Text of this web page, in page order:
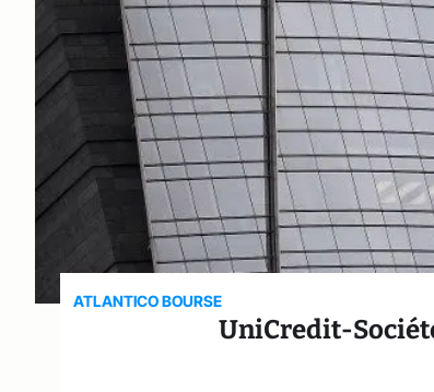
ATLANTICO BOURSE
UniCredit-